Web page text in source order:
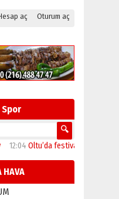
aç Oturum aç
Spor
festival coşkusu konserle
HAVA